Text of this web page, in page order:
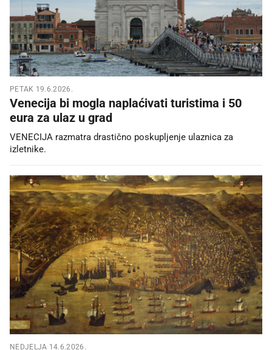
PETAK 19.6.2026.
Venecija bi mogla naplaćivati turistima i 50
eura za ulaz u grad
VENECIJA razmatra drastično poskupljenje ulaznica za
izletnike.
NEDJELJA 14.6.2026.